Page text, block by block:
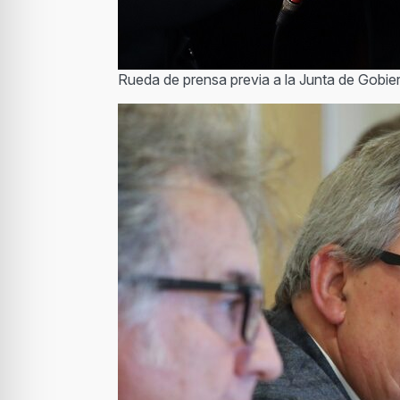
Rueda de prensa previa a la Junta de